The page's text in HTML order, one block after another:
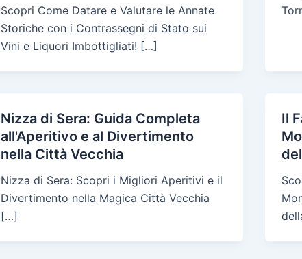
Scopri Come Datare e Valutare le Annate
Storiche con i Contrassegni di Stato sui
Vini e Liquori Imbottigliati! […]
Nizza di Sera: Guida Completa
all'Aperitivo e al Divertimento
nella Città Vecchia
Nizza di Sera: Scopri i Migliori Aperitivi e il
Divertimento nella Magica Città Vecchia
[…]
Il